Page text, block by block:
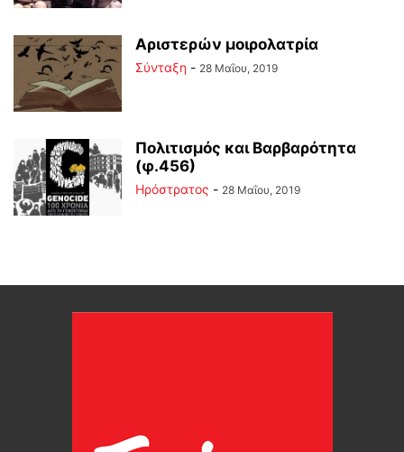
Αριστερών μοιρολατρία
Σύνταξη - 28 Μαΐου, 2019
Πολιτισμός και Βαρβαρότητα
(φ.456)
Ηρόστρατος - 28 Μαΐου, 2019